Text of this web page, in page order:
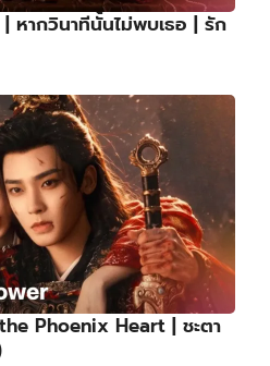
หากวินาทีนั้นไม่พบเธอ | รัก
Phoenix Heart | ชะตา